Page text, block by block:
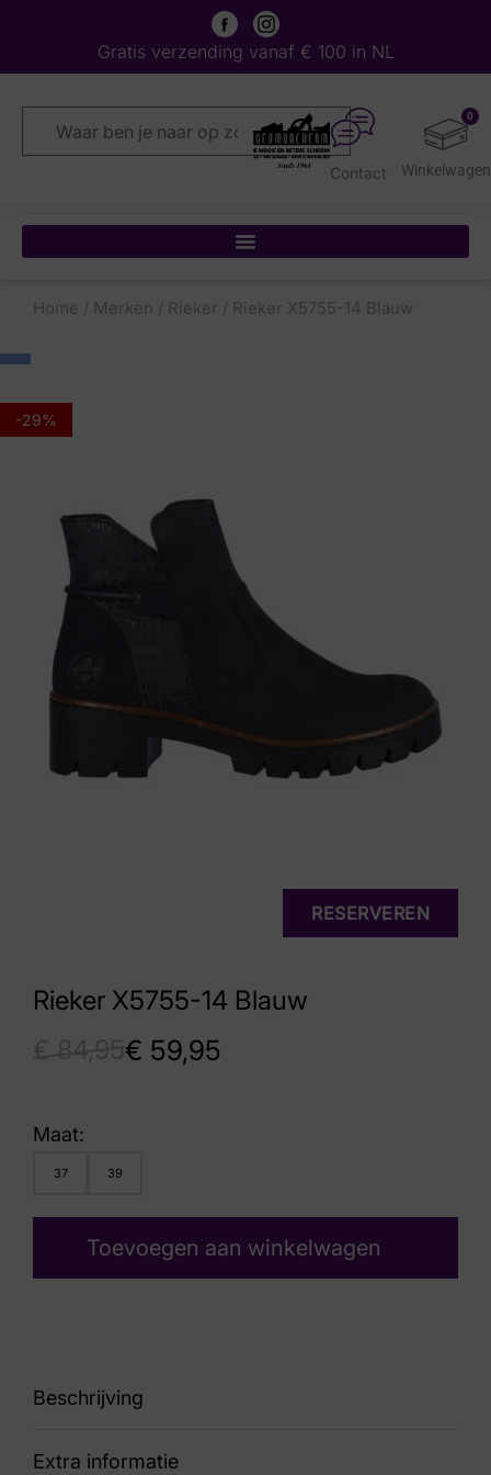
Gratis verzending vanaf € 100 in NL
0
Contact
Home / Merken / Rieker / Rieker X5755-14 Blauw
-29%
Rieker X5755-14 Blauw
€ 59,95
RESERVEREN
Maat:
37 39
Toevoegen aan winkelwagen
Beschrijving
86
Extra informatie